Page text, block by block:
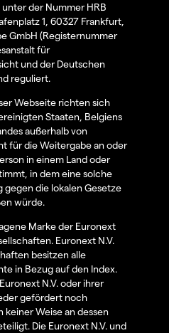
der Nummer HRB
1, 60327 Frankfurt,
GmbH (Registernummer
für
und der Deutschen
reguliert.
Webseite richten sich
Staaten, Belgiens
außerhalb von
für die Weitergabe an oder
in einem Land oder
in dem eine solche
die lokalen Gesetze
würde.
Marke der Euronext
Euronext N.V.
besitzen alle
in Bezug auf den Index.
N.V. oder ihrer
gefördert noch
Weise an dessen
Die Euronext N.V. und